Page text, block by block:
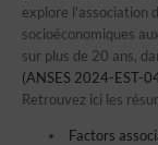
explore l’association
socioéconomiques
sur plus de 20 ans,
(ANSES 2024-EST-
Retrouvez ici les
Factors